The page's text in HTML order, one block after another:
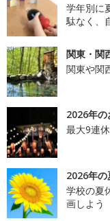
学年別に
駄なく、
関東・関
関東や関
2026年の
最大9連
2026年の
学校の夏
画しよう